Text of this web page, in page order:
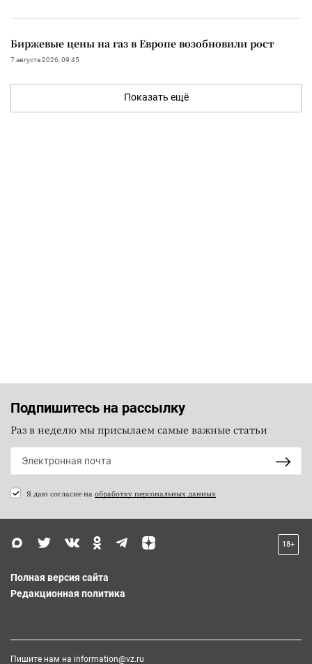
Биржевые цены на газ в Европе возобновили рост
7 августа 2026, 09:45
Показать ещё
Подпишитесь на рассылку
Раз в неделю мы присылаем самые важные статьи
Я даю согласие на обработку персональных данных
18+
Полная версия сайта
Редакционная политика
Пишите нам на information@vz.ru